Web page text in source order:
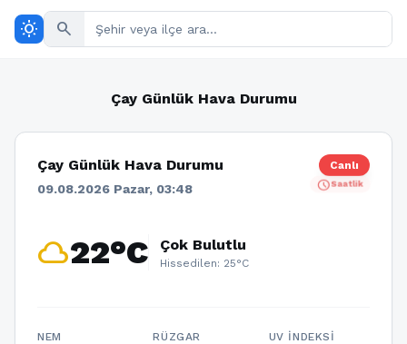
wb_sunny search
Çay Günlük Hava Durumu
Çay Günlük Hava Durumu
09.08.2026 Pazar, 03:48
Canlı
scheduleSaatlik
cloud22°C Çok Bulutlu
Hissedilen: 25°C
NEM RÜZGAR UV İNDEKSI